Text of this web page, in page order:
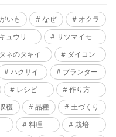
いも なぜ
オクラ
キュウリ
サツマイモ
タネのタキイ
ダイコン
ハクサイ
プランター
レシピ
作り方
収穫 品種
土づくり
料理
栽培